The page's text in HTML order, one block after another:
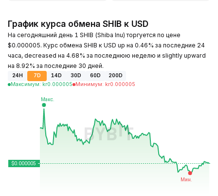
График курса обмена SHIB к USD
На сегодняшний день 1 SHIB (Shiba Inu) торгуется по цене
$0.000005. Курс обмена SHIB к USD up на 0.46% за последние 24
часа, decreased на 4.68% за последнюю неделю и slightly upward
на 8.92% за последние 30 дней.
24H 7D 14D 30D 60D
200D
Максимум: kr0.000005 Минимум: kr0.000005